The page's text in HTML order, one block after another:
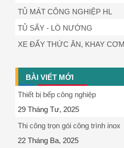
TỦ MÁT CÔNG NGHIỆP HL
TỦ SẤY - LÒ NƯỚNG
XE ĐẨY THỨC ĂN, KHAY CƠM
BÀI VIẾT MỚI
Thiết bị bếp công nghiệp
29 Tháng Tư, 2025
Thi công trọn gói công trình inox
22 Tháng Ba, 2025